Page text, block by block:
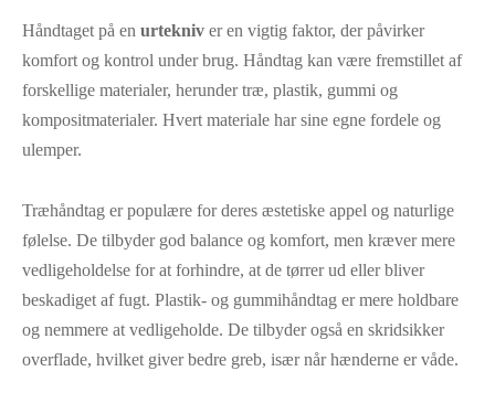
Håndtaget på en urtekniv er en vigtig faktor, der påvirker
komfort og kontrol under brug. Håndtag kan være fremstillet af
forskellige materialer, herunder træ, plastik, gummi og
kompositmaterialer. Hvert materiale har sine egne fordele og
ulemper.
Træhåndtag er populære for deres æstetiske appel og naturlige
følelse. De tilbyder god balance og komfort, men kræver mere
vedligeholdelse for at forhindre, at de tørrer ud eller bliver
beskadiget af fugt. Plastik- og gummihåndtag er mere holdbare
og nemmere at vedligeholde. De tilbyder også en skridsikker
overflade, hvilket giver bedre greb, især når hænderne er våde.